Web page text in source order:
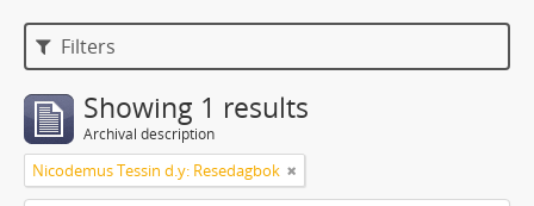
Filters
Showing 1 results
Archival description
Nicodemus Tessin d.y: Resedagbok